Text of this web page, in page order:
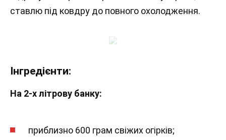
ставлю під ковдру до повного охолодження.
Інгредієнти:
На 2-х літрову банку:
приблизно 600 грам свіжих огірків;